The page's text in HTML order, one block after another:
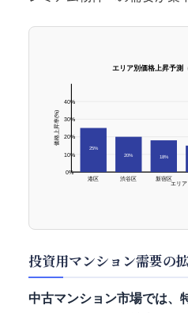
エリア別価格上昇予測
価格上昇率(%)
エリア
0%
10%
20%
30%
40%
25%
港区
20%
渋谷区
18%
新宿区
投資用マンション需要の
中古マンション市場では、